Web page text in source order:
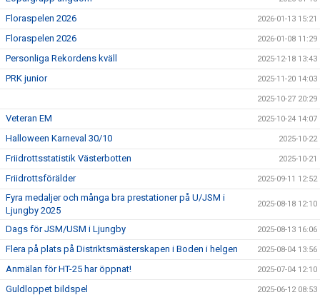
Floraspelen 2026 2026-01-13 15:21
Floraspelen 2026 2026-01-08 11:29
Personliga Rekordens kväll 2025-12-18 13:43
PRK junior 2025-11-20 14:03
2025-10-27 20:29
Veteran EM 2025-10-24 14:07
Halloween Karneval 30/10 2025-10-22
Friidrottsstatistik Västerbotten 2025-10-21
Friidrottsförälder 2025-09-11 12:52
Fyra medaljer och många bra prestationer på U/JSM i
Ljungby 2025
2025-08-18 12:10
Dags för JSM/USM i Ljungby 2025-08-13 16:06
Flera på plats på Distriktsmästerskapen i Boden i helgen 2025-08-04 13:56
Anmälan för HT-25 har öppnat! 2025-07-04 12:10
Guldloppet bildspel 2025-06-12 08:53